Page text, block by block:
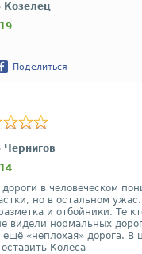
Козелец
Поделиться
Чернигов
в человеческом
но в остальном
и отбойники. Те
видели нормальных
«неплохая» дорога. В
Колеса